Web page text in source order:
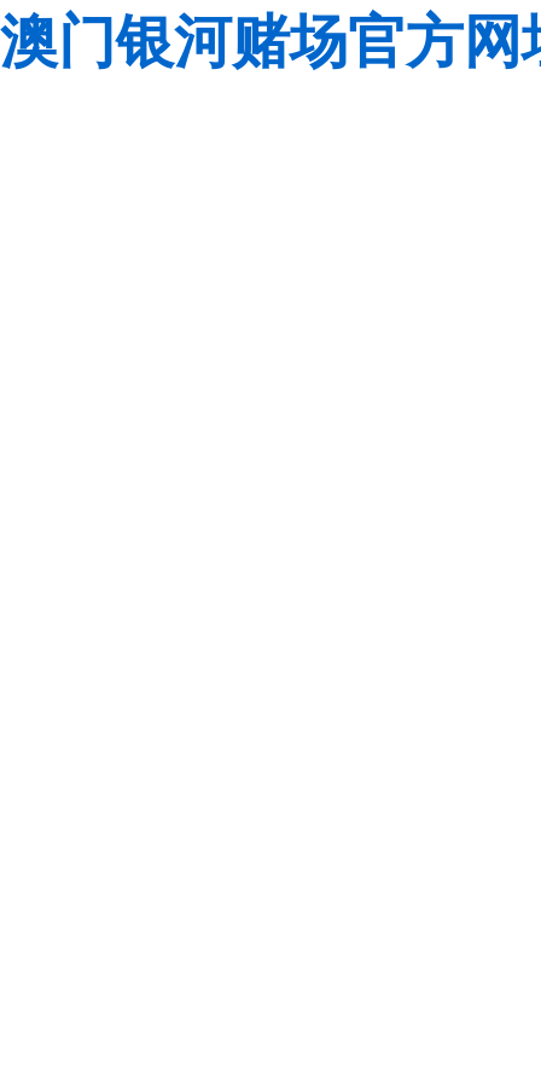
澳门银河赌场官方网